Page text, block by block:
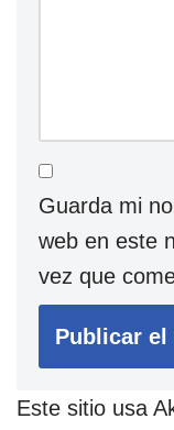
Guarda mi
web en este
vez que
Este sitio usa